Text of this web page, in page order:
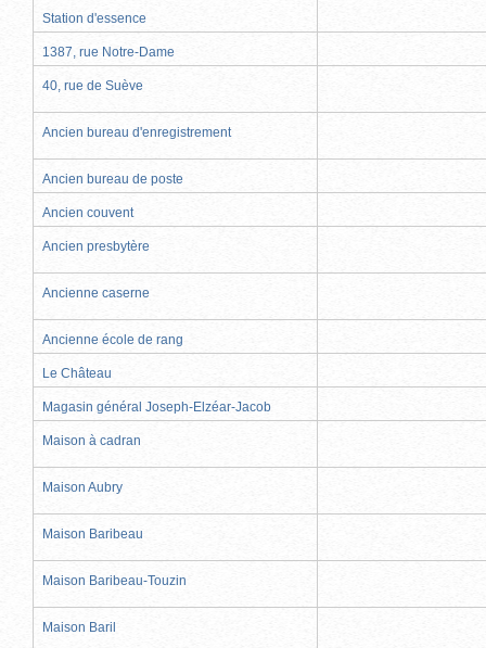
Station d'essence
1387, rue Notre-Dame
40, rue de Suève
Ancien bureau d'enregistrement
Ancien bureau de poste
Ancien couvent
Ancien presbytère
Ancienne caserne
Ancienne école de rang
Le Château
Magasin général Joseph-Elzéar-Jacob
Maison à cadran
Maison Aubry
Maison Baribeau
Maison Baribeau-Touzin
Maison Baril